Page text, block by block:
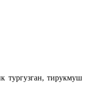
тургузган, тирукмуш